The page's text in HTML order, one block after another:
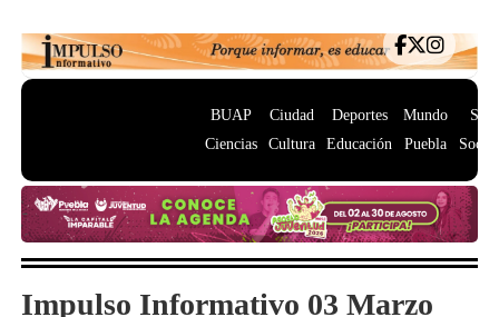
BUAP
Ciencias
Ciudad
Cultura
Deportes
Educación
Mundo
Puebla
Impulso Informativo 03 Marzo